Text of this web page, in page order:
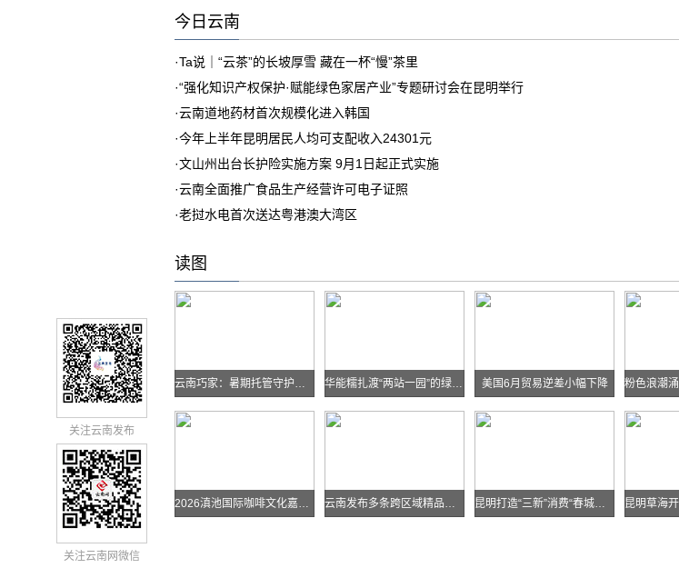
今日云南
·Ta说｜“云茶”的长坡厚雪 藏在一杯“慢”茶里
·“强化知识产权保护·赋能绿色家居产业”专题研讨会在昆明举行
·云南道地药材首次规模化进入韩国
·今年上半年昆明居民人均可支配收入24301元
·文山州出台长护险实施方案 9月1日起正式实施
·云南全面推广食品生产经营许可电子证照
·老挝水电首次送达粤港澳大湾区
读图
云南巧家：暑期托管守护孩子快乐假期 华能糯扎渡“两站一园”的绿色实践 美国6月贸易逆差小幅下降
2026滇池国际咖啡文化嘉年华怎么去？最全交通攻略戳进来→ 云南发布多条跨区域精品自驾线路 昆明打造“三新”消费“春城样板”
关注云南发布
关注云南网微信